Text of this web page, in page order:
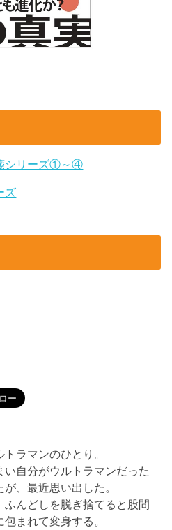
シリーズ①～④
ズ
ラマンのひとり。
自分がウルトラマンだった
、最近思い出した。
んどしを脱ぎ捨てると股間
まれて変身する。